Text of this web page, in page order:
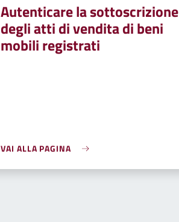
Autenticare la sottoscrizione
degli atti di vendita di beni
mobili registrati
VAI ALLA PAGINA